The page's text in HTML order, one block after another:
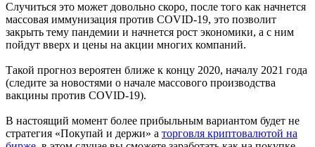
Случиться это может довольно скоро, после того как начнется
массовая иммунизация против COVID-19, это позволит
закрыть тему пандемии и начнется рост экономики, а с ним
пойдут вверх и цены на акции многих компаний.
Такой прогноз вероятен ближе к концу 2020, началу 2021 года
(следите за новостями о начале массового производства
вакцины против COVID-19).
В настоящий момент более прибыльным вариантом будет не
стратегия «Покупай и держи» а торговля криптовалютой на